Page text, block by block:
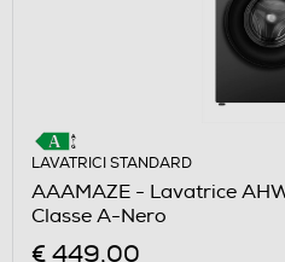
LAVATRICI STANDARD
AAAMAZE - Lavatrice
Classe A-Nero
€ 449,00